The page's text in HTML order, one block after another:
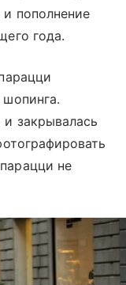
пополнение
года.
закрывалась
не